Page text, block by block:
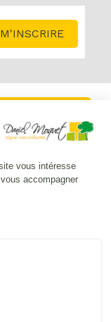
vous intéresse
accompagner